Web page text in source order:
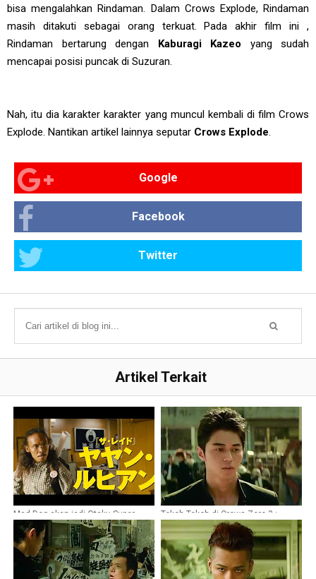
bisa mengalahkan Rindaman. Dalam Crows Explode, Rindaman
masih ditakuti sebagai orang terkuat. Pada akhir film ini ,
Rindaman bertarung dengan Kaburagi Kazeo yang sudah
mencapai posisi puncak di Suzuran.
Nah, itu dia karakter karakter yang muncul kembali di film Crows
Explode. Nantikan artikel lainnya seputar Crows Explode.
Google
Facebook
Twitter
Artikel Terkait
Mad Dog akan jadi Otaku Super
Greget di film Gokudou Daisensou
Tokoh Tokoh di Crows Zero 3 :
Crows Explode